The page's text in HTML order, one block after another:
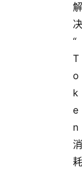
解
决
“
T
o
k
e
n
消
耗